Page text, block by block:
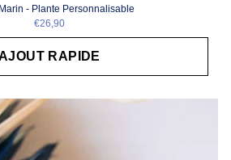
- Plante Personnalisable
€26,90
RAPIDE